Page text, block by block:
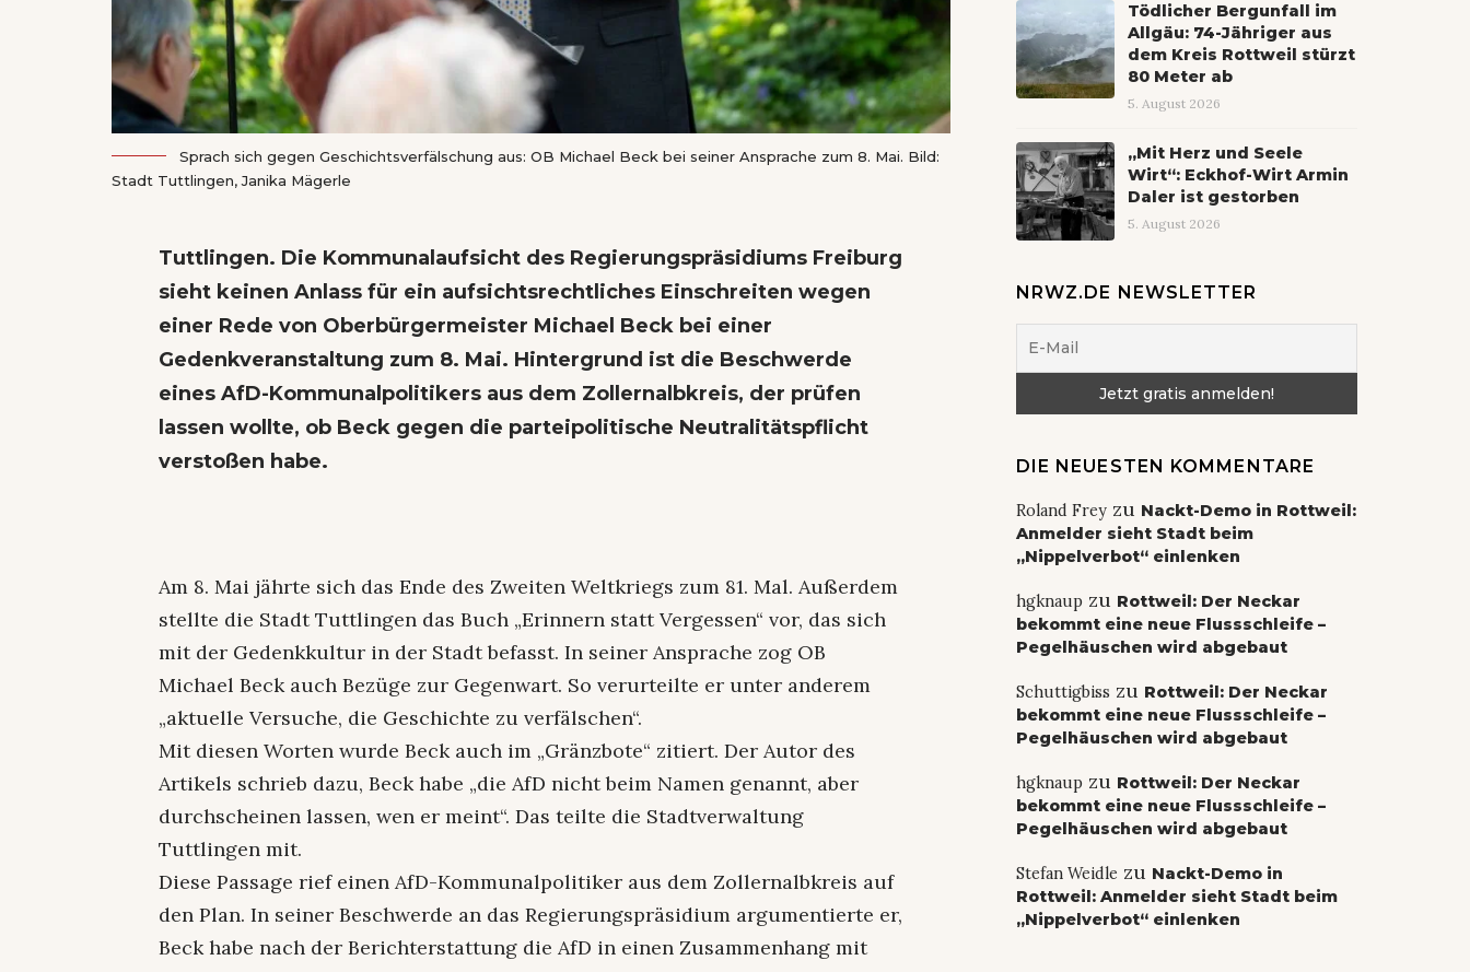
Sprach sich gegen Geschichtsverfälschung aus: OB Michael Beck bei seiner Ansprache zum 8. Mai. Bild:
Stadt Tuttlingen, Janika Mägerle
Tuttlingen. Die Kommunalaufsicht des Regierungspräsidiums Freiburg
sieht keinen Anlass für ein aufsichtsrechtliches Einschreiten wegen
einer Rede von Oberbürgermeister Michael Beck bei einer
Gedenkveranstaltung zum 8. Mai. Hintergrund ist die Beschwerde
eines AfD-Kommunalpolitikers aus dem Zollernalbkreis, der prüfen
lassen wollte, ob Beck gegen die parteipolitische Neutralitätspflicht
verstoßen habe.
Am 8. Mai jährte sich das Ende des Zweiten Weltkriegs zum 81. Mal. Außerdem
stellte die Stadt Tuttlingen das Buch „Erinnern statt Vergessen“ vor, das sich
mit der Gedenkkultur in der Stadt befasst. In seiner Ansprache zog OB
Michael Beck auch Bezüge zur Gegenwart. So verurteilte er unter anderem
„aktuelle Versuche, die Geschichte zu verfälschen“.
Mit diesen Worten wurde Beck auch im „Gränzbote“ zitiert. Der Autor des
Artikels schrieb dazu, Beck habe „die AfD nicht beim Namen genannt, aber
durchscheinen lassen, wen er meint“. Das teilte die Stadtverwaltung
Tuttlingen mit.
Diese Passage rief einen AfD-Kommunalpolitiker aus dem Zollernalbkreis auf
den Plan. In seiner Beschwerde an das Regierungspräsidium argumentierte er,
Beck habe nach der Berichterstattung die AfD in einen Zusammenhang mit
Tödlicher Bergunfall im
Allgäu: 74-Jähriger aus
dem Kreis Rottweil stürzt
80 Meter ab
5. August 2026
„Mit Herz und Seele
Wirt“: Eckhof-Wirt Armin
Daler ist gestorben
5. August 2026
NRWZ.DE NEWSLETTER
DIE NEUESTEN KOMMENTARE
Roland Freyzu Nackt-Demo in Rottweil:
Anmelder sieht Stadt beim
„Nippelverbot“ einlenken
hgknaupzu Rottweil: Der Neckar
bekommt eine neue Flussschleife –
Pegelhäuschen wird abgebaut
Schuttigbiss zu Rottweil: Der Neckar
bekommt eine neue Flussschleife –
Pegelhäuschen wird abgebaut
hgknaupzu Rottweil: Der Neckar
bekommt eine neue Flussschleife –
Pegelhäuschen wird abgebaut
Stefan Weidle zu Nackt-Demo in
Rottweil: Anmelder sieht Stadt beim
„Nippelverbot“ einlenken